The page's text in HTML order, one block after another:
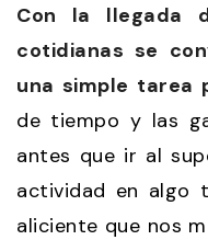
Con la llegada
cotidianas se
una simple tarea
de tiempo y las
antes que ir al
actividad en algo
aliciente que nos